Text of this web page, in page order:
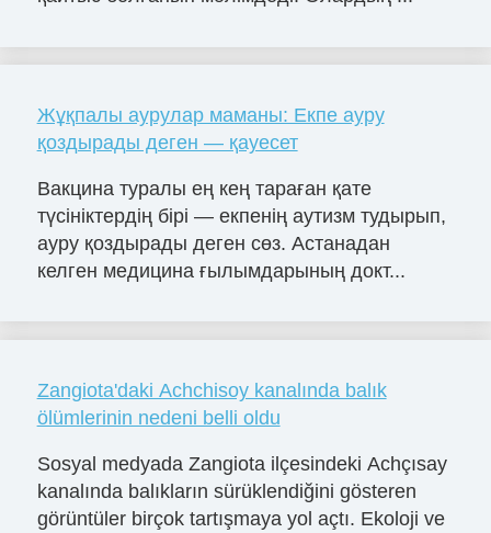
Жұқпалы аурулар маманы: Екпе ауру
қоздырады деген — қауесет
Вакцина туралы ең кең тараған қате
түсініктердің бірі — екпенің аутизм тудырып,
ауру қоздырады деген сөз. Астанадан
келген медицина ғылымдарының докт...
Zangiota'daki Achchisoy kanalında balık
ölümlerinin nedeni belli oldu
Sosyal medyada Zangiota ilçesindeki Achçısay
kanalında balıkların sürüklendiğini gösteren
görüntüler birçok tartışmaya yol açtı. Ekoloji ve